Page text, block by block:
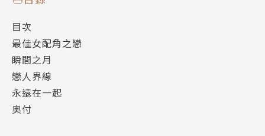
目次
最佳女配角之戀
瞬間之月
戀人界線
永遠在一起
奥付